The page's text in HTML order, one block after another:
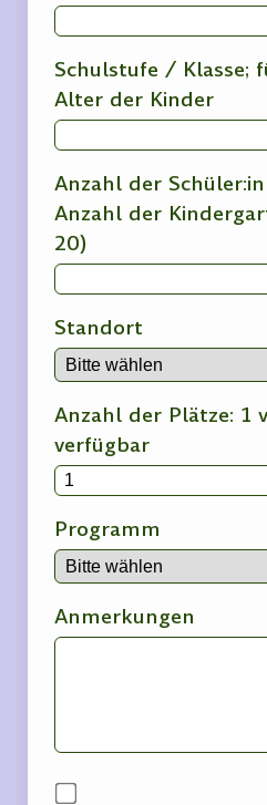
Schulstufe / Klasse;
Alter der Kinder
Anzahl der
Anzahl der
20)
Standort
Anzahl der Plätze: 1
verfügbar
Programm
Anmerkungen